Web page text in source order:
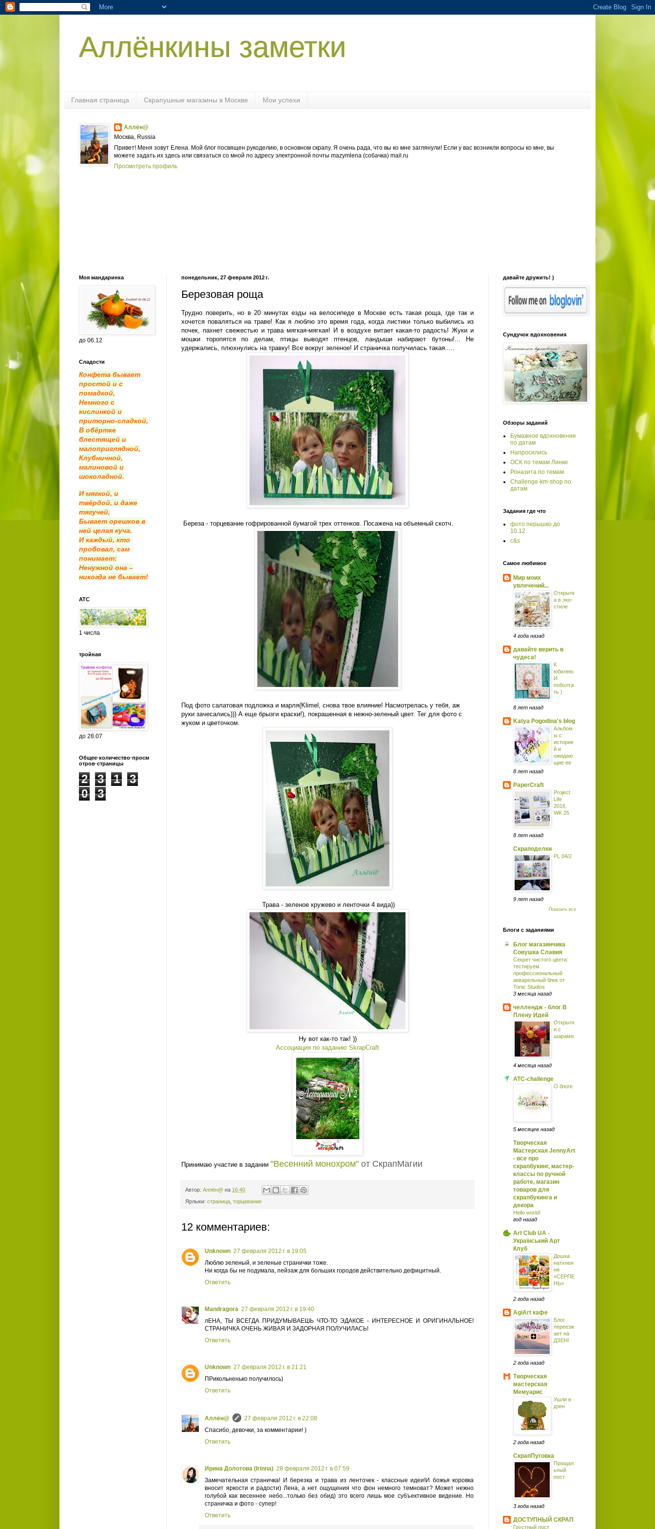
Аллёнкины заметки
Главная страница Скрапушные магазины в Москве Мои успехи
Аллён@
Москва, Russia
Привет! Меня зовут Елена. Мой блог посвящен рукоделию, в основном скрапу. Я очень рада, что вы ко мне заглянули! Если у вас возникли вопросы ко мне, вы
можете задать их здесь или связаться со мной по адресу электронной почты mazymlena (собачка) mail.ru
Просмотреть профиль
понедельник, 27 февраля 2012 г.
Березовая роща
Трудно поверить, но в 20 минутах езды на велосипеде в Москве есть такая роща, где так и
хочется поваляться на траве! Как я люблю это время года, когда листики только выбились из
почек, пахнет свежестью и трава мягкая-мягкая! И в воздухе витает какая-то радость! Жуки и
мошки торопятся по делам, птицы выводят птенцов, ландыши набирают бутоны!... Не
удержались, плюхнулись на травку! Все вокруг зеленое! И страничка получилась такая.....
Береза - торцевание гофрированной бумагой трех оттенков. Посажена на объемный скотч.
Под фото салатовая подложка и марля(Klimel, снова твое влияние! Насмотрелась у тебя, аж
руки зачесались))) А еще брызги краски!), покрашенная в нежно-зеленый цвет. Тег для фото с
жуком и цветочком.
Трава - зеленое кружево и ленточки 4 вида))
Ну вот как-то так! ))
Ассоциация по заданию SkrapCraft
Принимаю участие в задании "Весенний монохром" от СкрапМагии
Автор: Аллён@ на 16:40
Ярлыки: страница торцевание
12 комментариев:
Unknown 27 февраля 2012 г. в 19:05
Люблю зеленый, и зеленые странички тоже.
Ни когда бы не подумала, пейзаж для больших городов действительно дефицитный.
Ответить
Mandragora 27 февраля 2012 г. в 19:40
лЕНА, ТЫ ВСЕГДА ПРИДУМЫВАЕШЬ ЧТО-ТО ЭДАКОЕ - ИНТЕРЕСНОЕ И ОРИГИНАЛЬНОЕ!
СТРАНИЧКА ОЧЕНЬ ЖИВАЯ И ЗАДОРНАЯ ПОЛУЧИЛАСЬ!
Ответить
Unknown 27 февраля 2012 г. в 21:21
ПРикольненько получилось)
Ответить
Аллён@
27 февраля 2012 г. в 22:08
Спасибо, девочки, за комментарии! )
Ответить
Ирина Долотова (Irinna) 28 февраля 2012 г. в 07:59
Замечательная страничка! И березка и трава из ленточек - классные идеи!И божья коровка
вносит яркости и радости) Лена, а нет ощущения что фон немного темноват? Может нежно
голубой как весеннее небо...только без обид) это всего лишь мое субъективное видение. Но
страничка и фото - супер!
Ответить
Моя мандаринка
до 06.12
Сладости
Конфета бывает
простой и с
помадкой,
Немного с
кислинкой и
приторно-сладкой,
В обёртке
блестящей и
малоприглядной,
Клубничной,
малиновой и
шоколадной.
И мягкой, и
твёрдой, и даже
тягучей,
Бывает орешков в
ней целая куча.
И каждый, кто
пробовал, сам
понимает:
Ненужной она –
никогда не бывает!
АТС
1 числа
тройная
до 28.07
Общее·количество·просм
отров·страницы
2 3 1
3
0
3
давайте дружить! )
Сундучок вдохновения
Обзоры заданий
Бумажное вдохновение
по датам
Напросились
ОСК по темам Линки
Роназита по темам
Сhallenge-km-shop по
датам
Задания где что
фото перышко до
10.12
c&s
Самое любимое
Мир моих
увлечений...
Открытк
а в эко-
стиле
4 года назад
давайте верить в
чудеса!
К
юбилею.
И
поболта
ть )
8 лет назад
Katya Pogodina's blog
Альбом
ы с
историе
й и
ожидаю
щие ее
8 лет назад
PaperCraft
Project
Life
2016.
WK 25
8 лет назад
Скраподелки
PL 04/2
9 лет назад
Показать все
Блоги с заданиями
Блог магазинчика
Совушка Славия
Секрет чистого цвета:
тестируем
профессиональный
акварельный блок от
Tonic Studios
3 месяца назад
челлендж - блог В
Плену Идей
Открытк
и с
шарами.
4 месяца назад
ATC-challenge
О блоге
5 месяцев назад
Творческая
Мастерская JennyArt
- все про
скрапбукинг, мастер-
классы по ручной
работе, магазин
товаров для
скрапбукинга и
декора
Hello world!
год назад
Art Club UA -
Український Арт
Клуб
Дошка
натхнен
ня
«СЕРПЕ
НЬ»
2 года назад
AgiArt кафе
Блог
переезж
ает на
ДЗЕН!
2 года назад
Творческая
мастерская
Мемуарис
Ушли в
дзен
2 года назад
СкрапПуговка
Прощал
ьный
пост
3 года назад
ДОСТУПНЫЙ СКРАП
Грустный пост